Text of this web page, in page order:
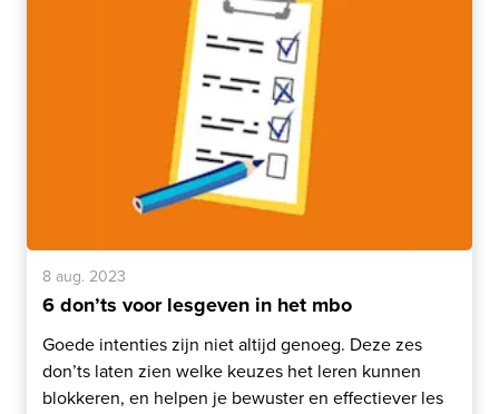
8 aug. 2023
6 don’ts voor lesgeven in het mbo
Goede intenties zijn niet altijd genoeg. Deze zes
don’ts laten zien welke keuzes het leren kunnen
blokkeren, en helpen je bewuster en effectiever les